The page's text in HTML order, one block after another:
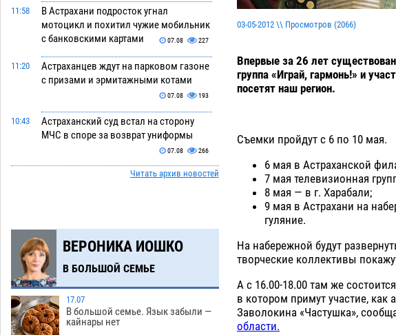
11:58
В Астрахани подросток угнал
мотоцикл и похитил чужие мобильник
с банковскими картами
07.08 227
11:20
Астраханцев ждут на парковом газоне
с призами и эрмитажными котами
07.08 193
10:43
Астраханский суд встал на сторону
МЧС в споре за возврат униформы
07.08 266
На Всероссийской Спартакиаде
09:25
Все пострадавшие при пожаре на
Краснодарской в Астрахани
скончались
08:47
Астраханский суд оценил четыре удара
по голове полицейского в сто тысяч
рублей
07.08 277
Читать архив новостей
ВЕРОНИКА ИОШКО
В БОЛЬШОЙ СЕМЬЕ
17.07
В большой семье. Язык забыли —
кайнары нет
03-05-2012 \\ Просмотров (2066)
Впервые за 26 лет
группа «Играй, гармонь!» и
посетят наш регион.
Съемки пройдут с 6 по 10 мая.
6 мая в Астраханской
7 мая телевизионная
8 мая — в г. Харабали;
9 мая в Астрахани на
гуляние.
На набережной будут
творческие коллективы
А с 16.00-18.00 там же
в котором примут участие, как
Заволокина «Частушка»,
области.